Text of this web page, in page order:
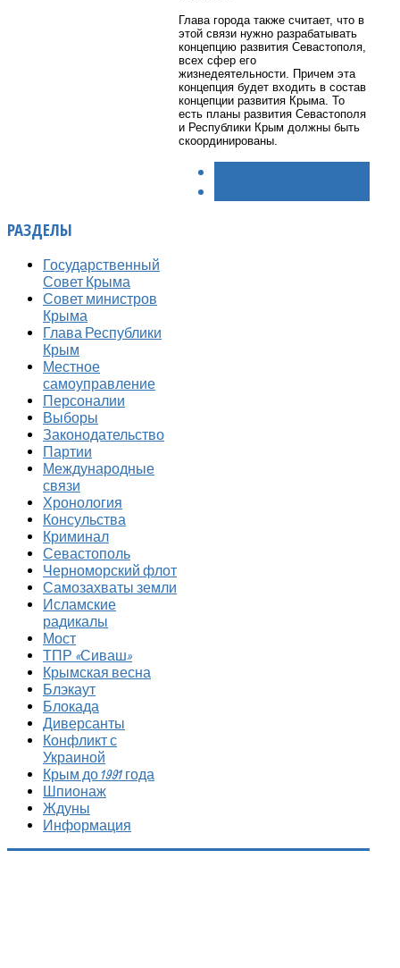
Глава города также считает, что в
этой связи нужно разрабатывать
концепцию развития Севастополя,
всех сфер его
жизнедеятельности. Причем эта
концепция будет входить в состав
концепции развития Крыма. То
есть планы развития Севастополя
и Республики Крым должны быть
скоординированы.
РАЗДЕЛЫ
Государственный
Совет Крыма
Совет министров
Крыма
Глава Республики
Крым
Местное
самоуправление
Персоналии
Выборы
Законодательство
Партии
Международные
связи
Хронология
Консульства
Криминал
Севастополь
Черноморский флот
Самозахваты земли
Исламские
радикалы
Мост
ТПР «Сиваш»
Крымская весна
Блэкаут
Блокада
Диверсанты
Конфликт с
Украиной
Крым до 1991 года
Шпионаж
Ждуны
Информация